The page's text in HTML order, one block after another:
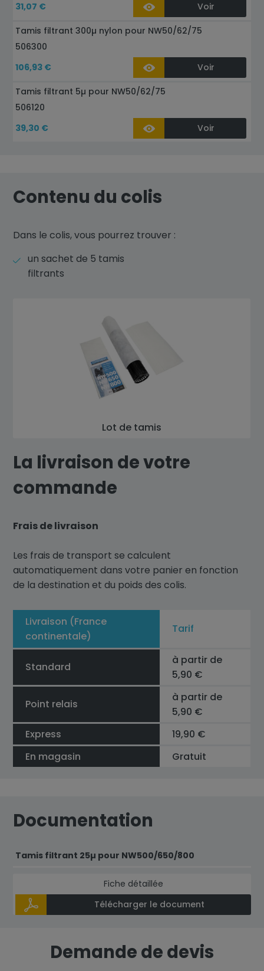
31,07 €
Voir
Tamis filtrant 300µ nylon pour NW50/62/75
506300
106,93 €
Voir
Tamis filtrant 5µ pour NW50/62/75
506120
39,30 €
Voir
Contenu du colis
Dans le colis, vous pourrez trouver :
un sachet de 5 tamis
filtrants
Lot de tamis
La livraison de votre
commande
Frais de livraison
Les frais de transport se calculent
automatiquement dans votre panier en fonction
de la destination et du poids des colis.
Livraison (France
continentale)
Tarif
Standard
à partir de
5,90 €
Point relais
à partir de
5,90 €
Express
19,90 €
En magasin
Gratuit
Documentation
Tamis filtrant 25µ pour NW500/650/800
Fiche détaillée
Télécharger le document
Demande de devis